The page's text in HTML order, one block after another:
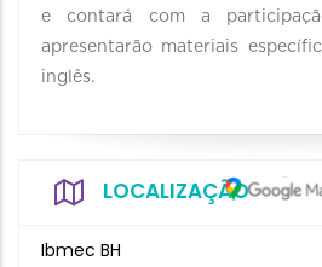
e contará com a
apresentarão materiais
inglês.
LOCALIZAÇÃO
Ibmec BH